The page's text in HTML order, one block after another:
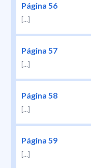
Página 56
[...]
Página 57
[...]
Página 58
[...]
Página 59
[...]